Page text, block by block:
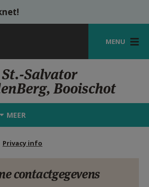
inhoud gaan
MENU
Salvator
Booischot
MEER
Privacy info
contactgegevens